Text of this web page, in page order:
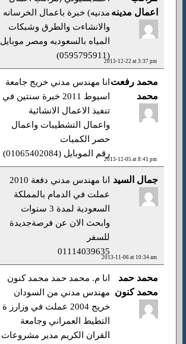
اعمال مدينه
2013-12-22 at 3:37 pm
مدنيه) خبرة باعمال الخرسانه
والانشاءت والطرق وشبكات
المياه بالسعوديه ومصر موبايل
(0595795911)
محمد رفعت
محمد
2013-12-05 at 8:41 pm
انا مهندس مدني خريج جامعة
اسيوط 2011 خبرة سنتين في
تنفيذ الاعمال الانشائية
واعمال التشطيبات واعمال
حصر الكميات
رقم الموبايل (01065402084)
جمال السيد
2013-11-06 at 10:34 am
انا مهندس مدني دفعة 2010
عملت في الدمام بالمملكة
السعودية لمدة 3 سنوات
وابحث الان عن فرصةجديدة
للسفر
01114039635
محمد حمد
محمد كنون
انا م. محمد حمد محمد كنون
مهندس مدني من السودان
خريج 2004 عملت في وزارز ة
التطيط العمراني وجامعة
القران الكريم مدير مشروعات